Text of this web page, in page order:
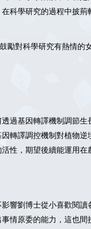
科學研究的過程中披荊
勵對科學研究有熱情的
過基因轉譯機制調節生
轉譯調控機制對植物逆
性，期望後續能運用在
響劉博士從小喜歡閱讀
情原委的能力，這也間